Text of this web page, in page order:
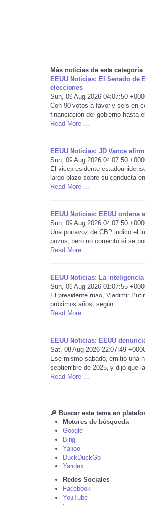
Más noticias de esta categoría
EEUU Noticias: El Senado de
elecciones
Sun, 09 Aug 2026 04:07:50
Con 90 votos a favor y seis en
financiación del gobierno hasta
Read More ...
EEUU Noticias: JD Vance
Sun, 09 Aug 2026 04:07:50
El vicepresidente
largo plazo sobre su conducta
Read More ...
EEUU Noticias: EEUU
Sun, 09 Aug 2026 04:07:50
Una portavoz de CBP indicó el
pozos, pero no comentó si se
Read More ...
EEUU Noticias: La
Sun, 09 Aug 2026 01:07:55
El presidente ruso, Vladimir
próximos años, según ...
Read More ...
EEUU Noticias: EEUU
Sat, 08 Aug 2026 22:07:49
Ese mismo sábado, emitió una
septiembre de 2025, y dijo que
Read More ...
🔎 Buscar este tema en
Motores de búsqueda
Google
Bing
Yahoo
DuckDuckGo
Yandex
Redes Sociales
Facebook
YouTube